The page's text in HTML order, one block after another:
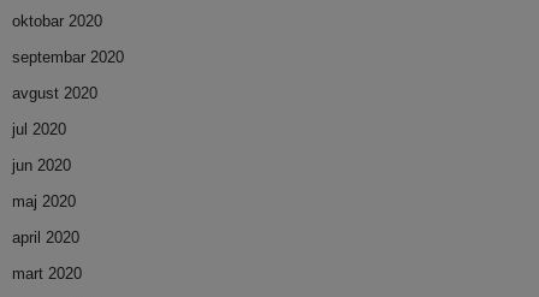
oktobar 2020
septembar 2020
avgust 2020
jul 2020
jun 2020
maj 2020
april 2020
mart 2020